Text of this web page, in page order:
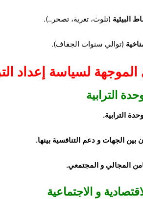
البيئية (تلوث، تعرية، تصحر..).
(توالي سنوات الجفاف).
الموجهة لسياسة إعداد
الترابية
الترابية.
بين الجهات و دعم التنافسية بينها.
المجالي و المجتمعي.
و الاجتماعية